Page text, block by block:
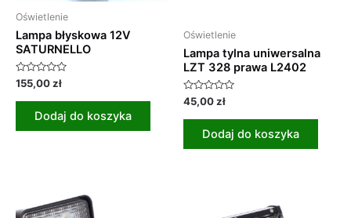
Oświetlenie
Lampa błyskowa 12V
SATURNELLO
Oceniono
0
na
155,00zł
Dodaj do koszyka
Oświetlenie
Lampa tylna uniwersalna
LZT 328 prawa L2402
Oceniono
na
45,00zł
Dodaj do koszyka